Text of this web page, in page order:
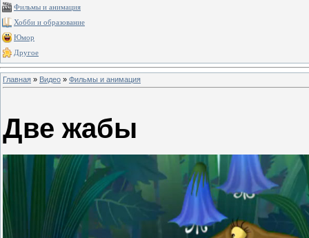
Фильмы и анимация
Хобби и образование
Юмор
Другое
Главная » Видео » Фильмы и анимация
Две жабы